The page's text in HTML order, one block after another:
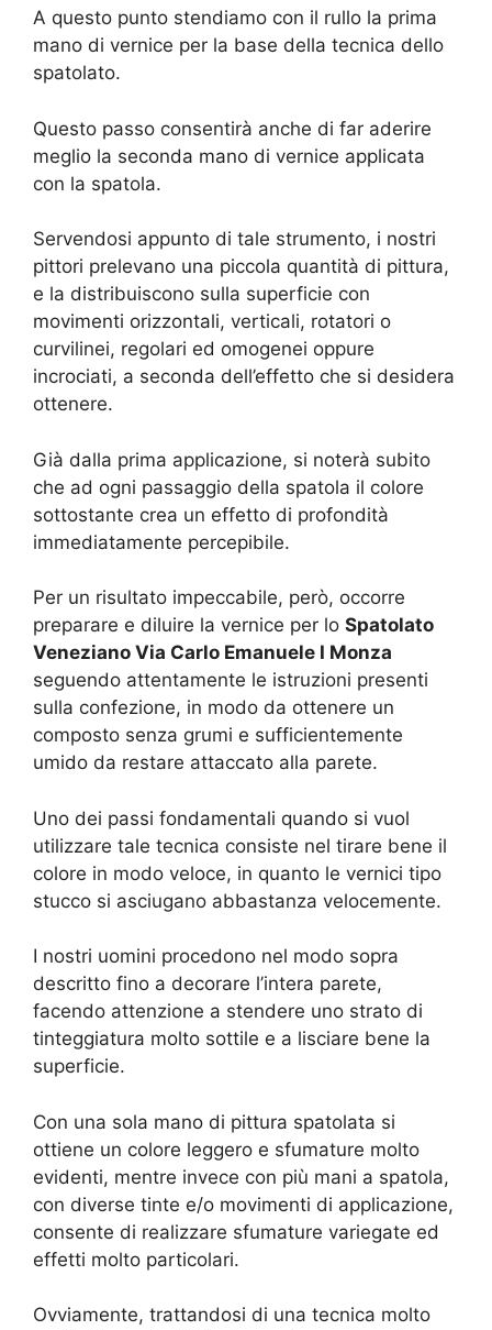
A questo punto stendiamo con il rullo la prima
mano di vernice per la base della tecnica dello
spatolato.
Questo passo consentirà anche di far aderire
meglio la seconda mano di vernice applicata
con la spatola.
Servendosi appunto di tale strumento, i nostri
pittori prelevano una piccola quantità di pittura,
e la distribuiscono sulla superficie con
movimenti orizzontali, verticali, rotatori o
curvilinei, regolari ed omogenei oppure
incrociati, a seconda dell’effetto che si desidera
ottenere.
Già dalla prima applicazione, si noterà subito
che ad ogni passaggio della spatola il colore
sottostante crea un effetto di profondità
immediatamente percepibile.
Per un risultato impeccabile, però, occorre
preparare e diluire la vernice per lo Spatolato
Veneziano Via Carlo Emanuele I Monza
seguendo attentamente le istruzioni presenti
sulla confezione, in modo da ottenere un
composto senza grumi e sufficientemente
umido da restare attaccato alla parete.
Uno dei passi fondamentali quando si vuol
utilizzare tale tecnica consiste nel tirare bene il
colore in modo veloce, in quanto le vernici tipo
stucco si asciugano abbastanza velocemente.
I nostri uomini procedono nel modo sopra
descritto fino a decorare l’intera parete,
facendo attenzione a stendere uno strato di
tinteggiatura molto sottile e a lisciare bene la
superficie.
Con una sola mano di pittura spatolata si
ottiene un colore leggero e sfumature molto
evidenti, mentre invece con più mani a spatola,
con diverse tinte e/o movimenti di applicazione,
consente di realizzare sfumature variegate ed
effetti molto particolari.
Ovviamente, trattandosi di una tecnica molto